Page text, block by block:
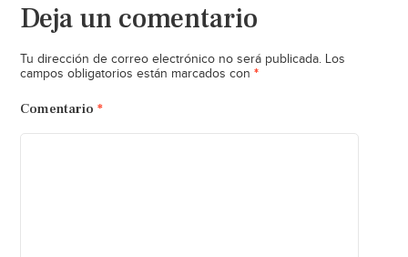
Deja un comentario
Tu dirección de correo electrónico no será publicada. Los
campos obligatorios están marcados con *
Comentario *